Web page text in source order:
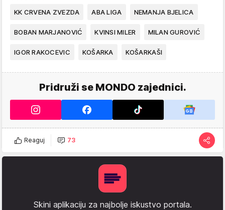
KK CRVENA ZVEZDA ABA LIGA NEMANJA BJELICA
BOBAN MARJANOVIĆ KVINSI MILER MILAN GUROVIĆ
IGOR RAKOCEVIC KOŠARKA KOŠARKAŠI
Pridruži se MONDO zajednici.
Reaguj 73
Skini aplikaciju za najbolje iskustvo portala.